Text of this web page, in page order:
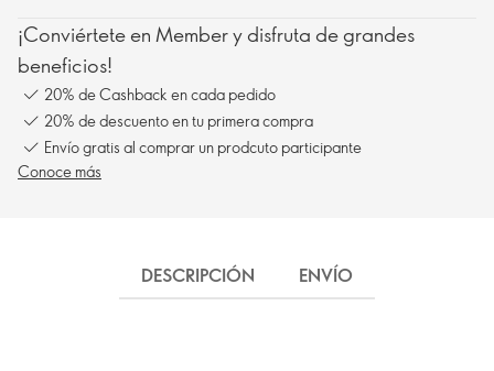
¡Conviértete en Member y disfruta de grandes
beneficios!
20% de Cashback en cada pedido
20% de descuento en tu primera compra
Envío gratis al comprar un prodcuto participante
Conoce más
DESCRIPCIÓN ENVÍO